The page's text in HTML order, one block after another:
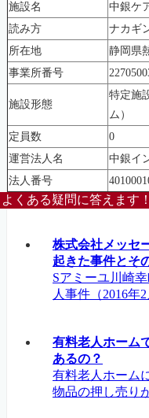
施設名
中銀ケ
読み方
ナカギ
所在地
静岡県
事業所番号
施設形態
特定施
ム）
定員数
0
運営法人名
中銀イ
法人番号
よくある疑問に答えます！
株式会社メッセ
起きた事件とそ
Sアミーユ川崎
人事件（2016年
有料老人ホーム
あるの？
有料老人ホーム
物品の押し売り